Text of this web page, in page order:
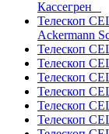
Кассегрен
Телескоп
Ackermann
Телескоп
Телескоп
Телескоп
Телескоп
Телескоп
Телескоп